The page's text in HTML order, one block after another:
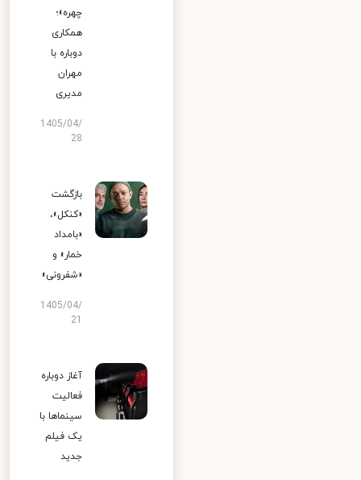
چهره»؛
همکاری
دوباره با
مهران
مدیری
1405/04/
28
بازگشت
«کنکل»،
«بامداد
خمار» و
«شفرونی»
1405/04/
آغاز دوباره
فعالیت
سینماها با
یک فیلم
جدید